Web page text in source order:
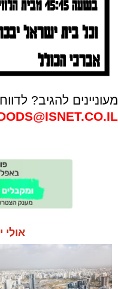
מעוניינים להגיב?
אולי